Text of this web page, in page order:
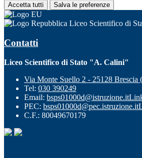
Accetta tutti Salva le preferenze
Liceo Scientifico di
Contatti
Liceo Scientifico di Stato "A. Calini"
Via Monte Suello 2 - 25128 Brescia
Tel: 030 390249
Email: bsps01000d@istruzione.it
PEC: bsps01000d@pec.istruzione.it
C.F.: 80049670179